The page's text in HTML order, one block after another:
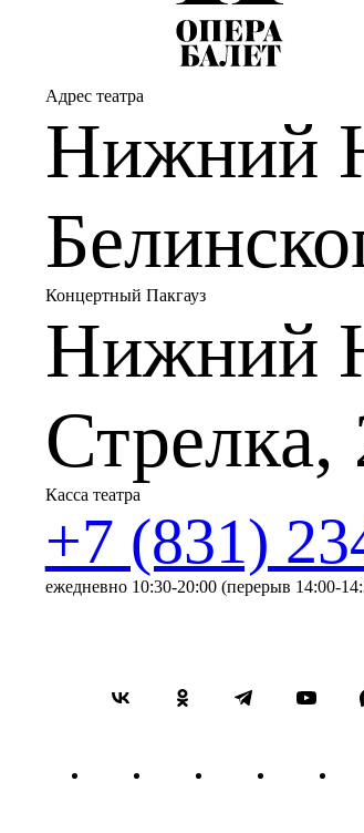
Адрес театра
Нижний
Концертный Пакгауз
Нижний
Касса театра
+7 (831)
ежедневно 10:30-20:00 (перерыв 14:00-